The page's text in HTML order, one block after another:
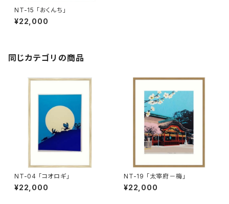
NT-15 「おくんち」
¥22,000
同じカテゴリの商品
NT-04 「コオロギ」
¥22,000
NT-19 「太宰府－梅」
¥22,000